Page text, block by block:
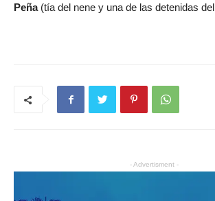
Peña (tía del nene y una de las detenidas
- Advertisment -